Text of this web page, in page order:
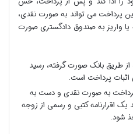
پرداخت می تواند به صورت نقدی،
واریز به صندوق دادگستری صورت
از طریق بانک صورت گرفته، رسید
اثبات پرداخت است.
به صورت نقدی و دست به
اقرارنامه کتبی و رسمی از زوجه
شود.